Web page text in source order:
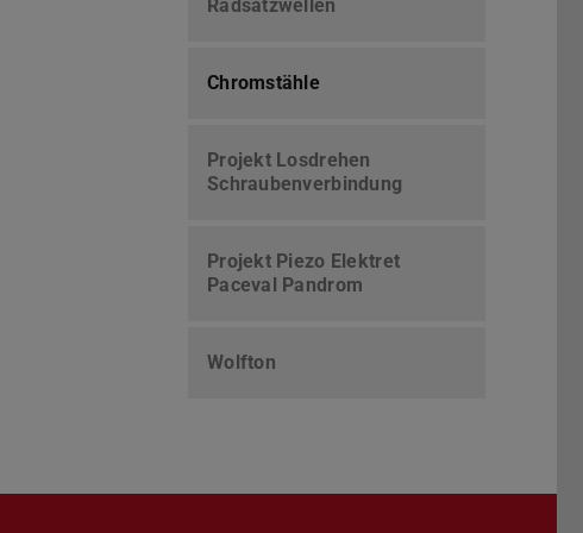
Radsatzwellen
Chromstähle
Projekt Losdrehen
Schraubenverbindung
Projekt Piezo Elektret
Paceval Pandrom
Wolfton